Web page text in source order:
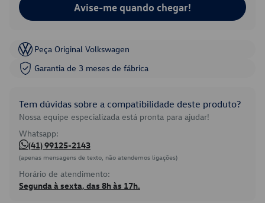
Avise-me quando chegar!
Peça Original Volkswagen
Garantia de 3 meses de fábrica
Tem dúvidas sobre a compatibilidade deste produto?
Nossa equipe especializada está pronta para ajudar!
Whatsapp:
(41) 99125-2143
(apenas mensagens de texto, não atendemos ligações)
Horário de atendimento:
Segunda à sexta, das 8h às 17h.